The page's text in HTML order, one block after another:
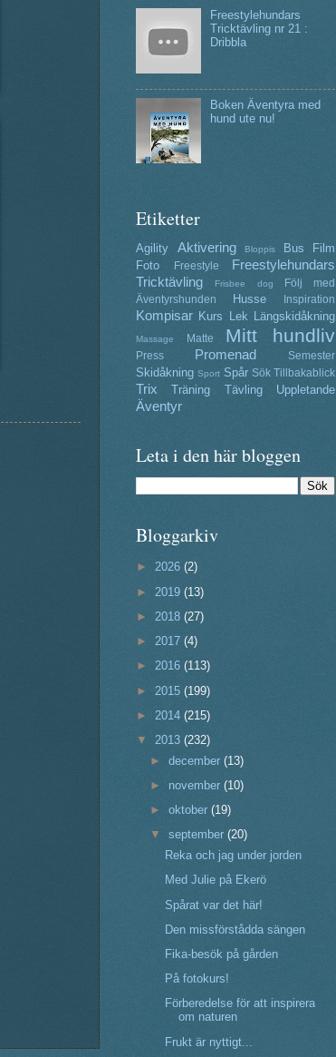
Freestylehundars
Tricktävling nr 21 :
Dribbla
Boken Äventyra med
hund ute nu!
Etiketter
Agility Aktivering Bloppis Bus
Film
Foto
Freestyle
Freestylehundars
Tricktävling
Frisbee dog
Följ med
Äventyrshunden
Husse Inspiration
Kompisar Kurs Lek Längskidåkning
Massage Matte Mitt hundliv
Press Promenad Semester
Skidåkning Sport Spår Sök Tillbakablick
Trix Träning Tävling Uppletande
Äventyr
Leta i den här bloggen
Bloggarkiv
► 2026 (2)
► 2019 (13)
► 2018 (27)
► 2017 (4)
► 2016 (113)
► 2015 (199)
► 2014 (215)
▼ 2013 (232)
►december(13)
► november(10)
►oktober(19)
▼september(20)
Reka och jag under jorden
Med Julie på Ekerö
Spårat var det här!
Den missförstådda sängen
Fika-besök på gården
På fotokurs!
Förberedelse för att inspirera
om naturen
Frukt är nyttigt...